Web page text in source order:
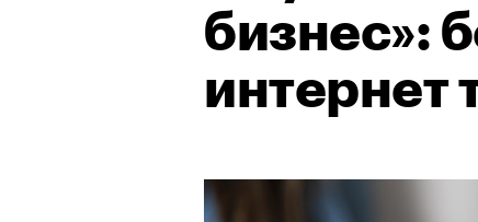
бизнес»:
интернет